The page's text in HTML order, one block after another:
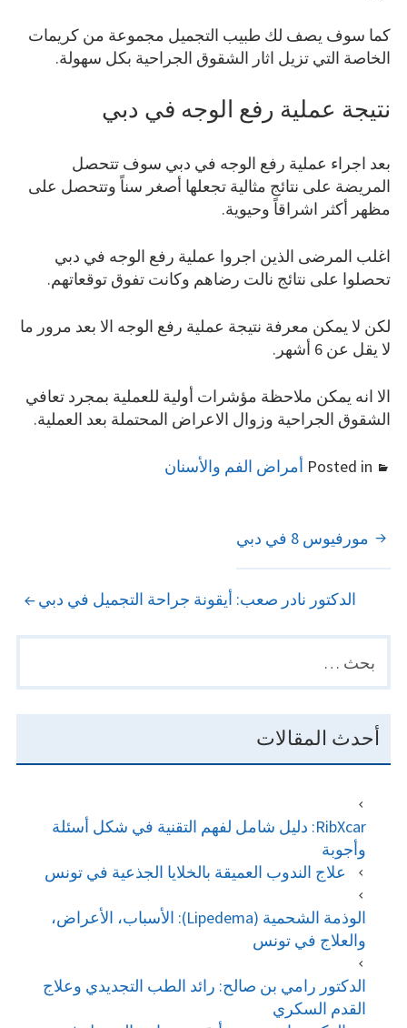
كما سوف يصف لك طبيب التجميل مجموعة من كريمات
الخاصة التي تزيل اثار الشقوق الجراحية بكل سهولة.
نتيجة عملية رفع الوجه في دبي
بعد اجراء عملية رفع الوجه في دبي سوف تتحصل
المريضة على نتائج مثالية تجعلها أصغر سناً وتتحصل على
مظهر أكثر اشراقاً وحيوية.
اغلب المرضى الذين اجروا عملية رفع الوجه في دبي
تحصلوا على نتائج نالت رضاهم وكانت تفوق توقعاتهم.
لكن لا يمكن معرفة نتيجة عملية رفع الوجه الا بعد مرور ما
لا يقل عن 6 أشهر.
الا انه يمكن ملاحظة مؤشرات أولية للعملية بمجرد تعافي
الشقوق الجراحية وزوال الاعراض المحتملة بعد العملية.
Posted in أمراض الفم والأسنان
POST
NAVIGATION
مورفيوس 8 في دبي
الدكتور نادر صعب: أيقونة جراحة التجميل في دبي
SIDEBAR
البحث
عن:
أحدث المقالات
RibXcar: دليل شامل لفهم التقنية في شكل أسئلة
وأجوبة
علاج الندوب العميقة بالخلايا الجذعية في تونس
الوذمة الشحمية (Lipedema): الأسباب، الأعراض،
والعلاج في تونس
الدكتور رامي بن صالح: رائد الطب التجديدي وعلاج
القدم السكري